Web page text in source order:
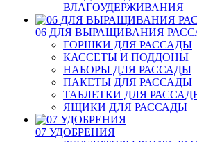
ВЛАГОУДЕРЖИВАНИЯ
06 ДЛЯ ВЫРАЩИВАНИЯ
ГОРШКИ ДЛЯ РАССАДЫ
КАССЕТЫ И ПОДДОНЫ
НАБОРЫ ДЛЯ РАССАДЫ
ПАКЕТЫ ДЛЯ РАССАДЫ
ТАБЛЕТКИ ДЛЯ
ЯЩИКИ ДЛЯ РАССАДЫ
07 УДОБРЕНИЯ